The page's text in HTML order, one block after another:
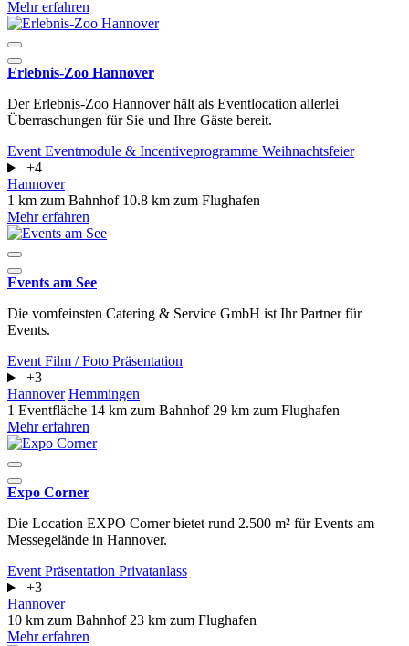
Mehr erfahren
Erlebnis-Zoo Hannover
Der Erlebnis-Zoo Hannover hält als Eventlocation allerlei
Überraschungen für Sie und Ihre Gäste bereit.
Event Eventmodule & Incentiveprogramme Weihnachtsfeier
+4
Hannover
1 km zum Bahnhof 10.8 km zum Flughafen
Mehr erfahren
Events am See
Die vomfeinsten Catering & Service GmbH ist Ihr Partner für
Events.
Event Film / Foto Präsentation
+3
Hannover Hemmingen
1 Eventfläche 14 km zum Bahnhof 29 km zum Flughafen
Mehr erfahren
Expo Corner
Die Location EXPO Corner bietet rund 2.500 m² für Events am
Messegelände in Hannover.
Event Präsentation Privatanlass
+3
Hannover
10 km zum Bahnhof 23 km zum Flughafen
Mehr erfahren